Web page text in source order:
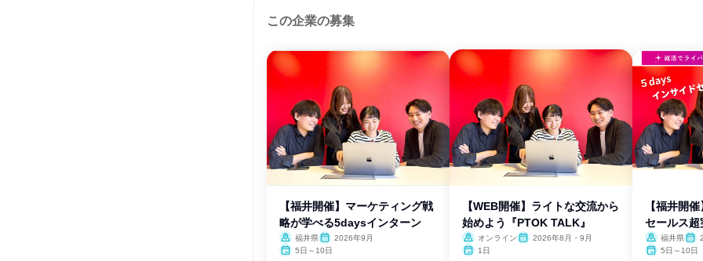
この企業の募集
【福井開催】マーケティング戦
略が学べる5daysインターン
福井県
2026年9月
5日～10日
【WEB開催】ライトな交流から
始めよう『PTOK TALK』
オンライン
2026年8月・9月
1日
【福井開
セールス超
福井県
5日～10日